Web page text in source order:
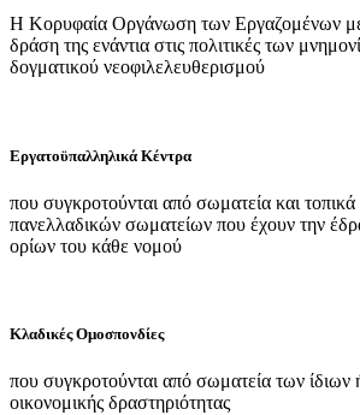
Η Κορυφαία Οργάνωση των Εργαζομένων με
δράση της ενάντια στις πολιτικές των
δογματικού νεοφιλελευθερισμού
Εργατοϋπαλληλικά Κέντρα
που συγκροτούνται από σωματεία και
πανελλαδικών σωματείων που έχουν την
ορίων του κάθε νομού
Κλαδικές Ομοσπονδίες
που συγκροτούνται από σωματεία των
οικονομικής δραστηριότητας